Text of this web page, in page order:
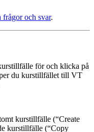
frågor och svar.
för och klicka på
du kurstillfället till VT
kurstillfälle (“Create
kurstillfälle (“Copy